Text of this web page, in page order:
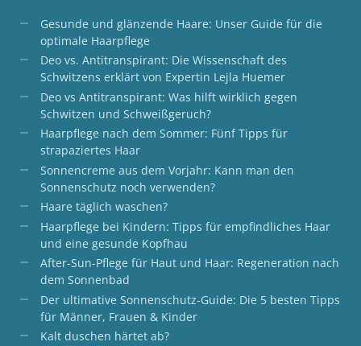
Gesunde und glänzende Haare: Unser Guide für die
optimale Haarpflege
Deo vs. Antitranspirant: Die Wissenschaft des
Schwitzens erklärt von Expertin Lejla Huemer
Deo vs Antitranspirant: Was hilft wirklich gegen
Schwitzen und Schweißgeruch?
Haarpflege nach dem Sommer: Fünf Tipps für
strapaziertes Haar
Sonnencreme aus dem Vorjahr: Kann man den
Sonnenschutz noch verwenden?
Haare täglich waschen?
Haarpflege bei Kindern: Tipps für empfindliches Haar
und eine gesunde Kopfhau
After-Sun-Pflege für Haut und Haar: Regeneration nach
dem Sonnenbad
Der ultimative Sonnenschutz-Guide: Die 5 besten Tipps
für Männer, Frauen & Kinder
Kalt duschen härtet ab?